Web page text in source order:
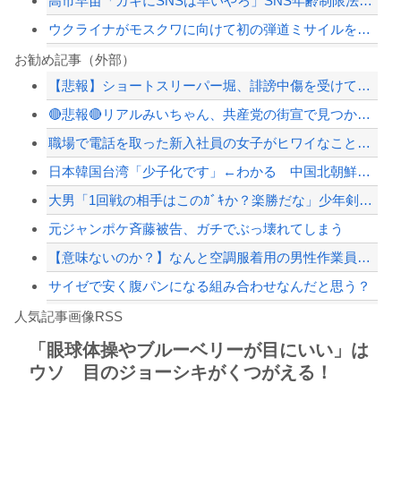
ウクライナがモスクワに向けて初の弾道ミサイルを発射か？！
さんま「どこでもドア？あれ不便やで」
焼き鳥屋さんで鳥刺しを食べた結果・・・
中国、三峡ダムが全開放流。長江流域で深刻な洪水被害
【意味ないのか？】なんと空調服着用の男性作業員が熱中症で死亡‥‥スポドリとゼリー...
【配信者】「金バエ」のSNS更新が1週間途絶え、様々な憶測が飛び交う。1週間ぶり...
【緊急速報】NYで警官が黒人男性の首を絞め、暴動第二波不可避へ
Powered by livedoor 相互RSS
お勧め記事（外部）
【悲報】ショートスリーパー堀、誹謗中傷を受けて突然泣き出すｗｗｗｗｗｗｗｗ
🔴悲報🔴リアルみいちゃん、共産党の街宣で見つかる（※画像あり）
職場で電話を取った新入社員の女子がヒワイなことを言われてショックを受けたことがあ...
日本韓国台湾「少子化です」←わかる 中国北朝鮮「少子化です」←強権国家でも止めら...
大男「1回戦の相手はこのｶﾞｷか？楽勝だな」少年剣士「…ふんっ、あまり調子に乗ら...
元ジャンポケ斉藤被告、ガチでぶっ壊れてしまう
【意味ないのか？】なんと空調服着用の男性作業員が熱中症で死亡‥‥スポドリとゼリー...
サイゼで安く腹パンになる組み合わせなんだと思う？
【珍事】サッカーの試合が原因で交通事故が起きてしまう。
8/4のニュース
人気記事画像RSS
「眼球体操やブルーベリーが目にいい」は
ウソ 目のジョーシキがくつがえる！